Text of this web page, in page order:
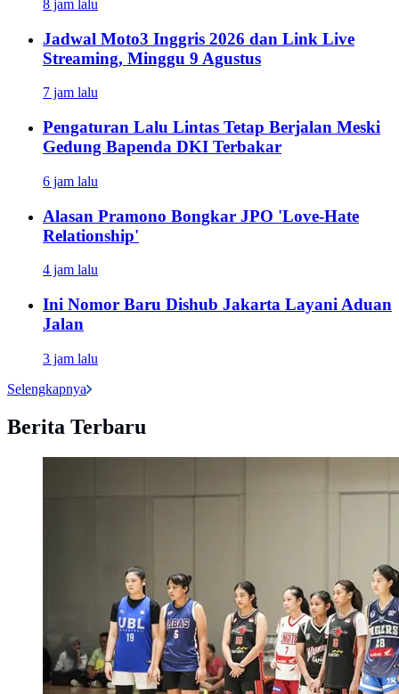
8 jam lalu
Jadwal Moto3 Inggris 2026 dan Link Live
Streaming, Minggu 9 Agustus
7 jam lalu
Pengaturan Lalu Lintas Tetap Berjalan Meski
Gedung Bapenda DKI Terbakar
6 jam lalu
Alasan Pramono Bongkar JPO 'Love-Hate
Relationship'
4 jam lalu
Ini Nomor Baru Dishub Jakarta Layani Aduan
Jalan
3 jam lalu
Selengkapnya
Berita Terbaru